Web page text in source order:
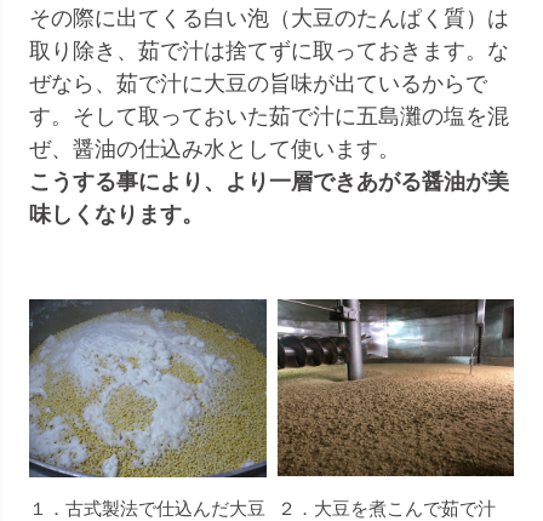
その際に出てくる白い泡（大豆のたんぱく質）は
取り除き、茹で汁は捨てずに取っておきます。な
ぜなら、茹で汁に大豆の旨味が出ているからで
す。そして取っておいた茹で汁に五島灘の塩を混
ぜ、醤油の仕込み水として使います。
こうする事により、より一層できあがる醤油が美
味しくなります。
１．古式製法で仕込んだ大豆
２．大豆を煮こんで茹で汁